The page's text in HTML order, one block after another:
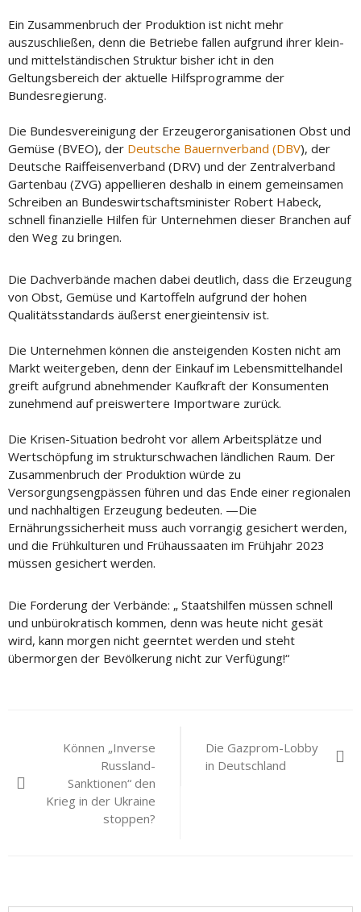
Ein Zusammenbruch der Produktion ist nicht mehr
auszuschließen, denn die Betriebe fallen aufgrund ihrer klein-
und mittelständischen Struktur bisher icht in den
Geltungsbereich der aktuelle Hilfsprogramme der
Bundesregierung.
Die Bundesvereinigung der Erzeugerorganisationen Obst und
Gemüse (BVEO), der Deutsche Bauernverband (DBV), der
Deutsche Raiffeisenverband (DRV) und der Zentralverband
Gartenbau (ZVG) appellieren deshalb in einem gemeinsamen
Schreiben an Bundeswirtschaftsminister Robert Habeck,
schnell finanzielle Hilfen für Unternehmen dieser Branchen auf
den Weg zu bringen.
Die Dachverbände machen dabei deutlich, dass die Erzeugung
von Obst, Gemüse und Kartoffeln aufgrund der hohen
Qualitätsstandards äußerst energieintensiv ist.
Die Unternehmen können die ansteigenden Kosten nicht am
Markt weitergeben, denn der Einkauf im Lebensmittelhandel
greift aufgrund abnehmender Kaufkraft der Konsumenten
zunehmend auf preiswertere Importware zurück.
Die Krisen-Situation bedroht vor allem Arbeitsplätze und
Wertschöpfung im strukturschwachen ländlichen Raum. Der
Zusammenbruch der Produktion würde zu
Versorgungsengpässen führen und das Ende einer regionalen
und nachhaltigen Erzeugung bedeuten. —Die
Ernährungssicherheit muss auch vorrangig gesichert werden,
und die Frühkulturen und Frühaussaaten im Frühjahr 2023
müssen gesichert werden.
Die Forderung der Verbände: „ Staatshilfen müssen schnell
und unbürokratisch kommen, denn was heute nicht gesät
wird, kann morgen nicht geerntet werden und steht
übermorgen der Bevölkerung nicht zur Verfügung!“
Können „Inverse
Russland-
Sanktionen“ den
Krieg in der Ukraine
stoppen?
Die Gazprom-Lobby
in Deutschland